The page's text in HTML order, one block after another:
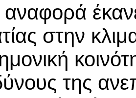
αναφορά
στην
της